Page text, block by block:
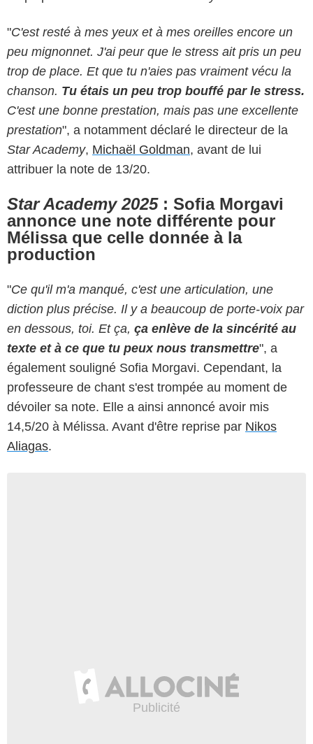
"C'est resté à mes yeux et à mes oreilles encore un
peu mignonnet. J'ai peur que le stress ait pris un peu
trop de place. Et que tu n'aies pas vraiment vécu la
chanson. Tu étais un peu trop bouffé par le stress.
C'est une bonne prestation, mais pas une excellente
prestation", a notamment déclaré le directeur de la
Star Academy, Michaël Goldman, avant de lui
attribuer la note de 13/20.
Star Academy 2025: Sofia Morgavi
annonce une note différente pour
Mélissa que celle donnée à la
production
"Ce qu'il m'a manqué, c'est une articulation, une
diction plus précise. Il y a beaucoup de porte-voix par
en dessous, toi. Et ça, ça enlève de la sincérité au
texte et à ce que tu peux nous transmettre", a
également souligné Sofia Morgavi. Cependant, la
professeure de chant s'est trompée au moment de
dévoiler sa note. Elle a ainsi annoncé avoir mis
14,5/20 à Mélissa. Avant d'être reprise par Nikos
Aliagas.